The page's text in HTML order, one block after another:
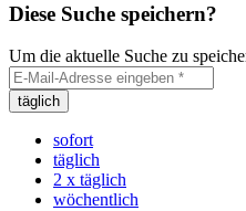
Diese Suche speichern?
Um die aktuelle Suche zu
täglich
sofort
täglich
2 x täglich
wöchentlich